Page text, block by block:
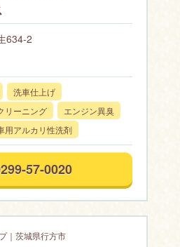
634-2
洗車仕上げ
リーニング
エンジン異臭
用アルカリ性洗剤
57-0020
｜茨城県行方市